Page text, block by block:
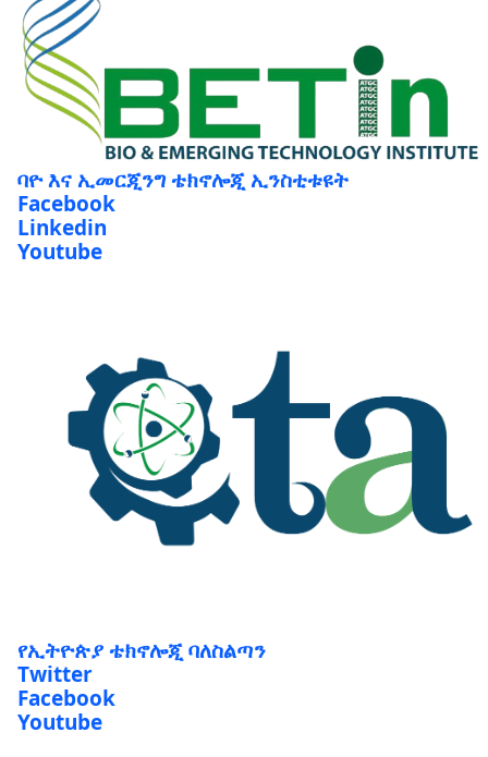
ባዮ እና ኢመርጂንግ ቴክኖሎጂ ኢንስቲቱዩት
Facebook
Linkedin
Youtube
የኢትዮጵያ ቴክኖሎጂ ባለስልጣን
Twitter
Facebook
Youtube